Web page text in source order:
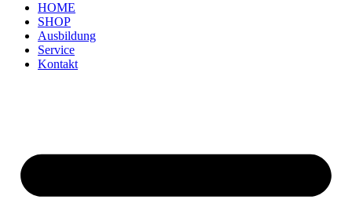
HOME
SHOP
Ausbildung
Service
Kontakt